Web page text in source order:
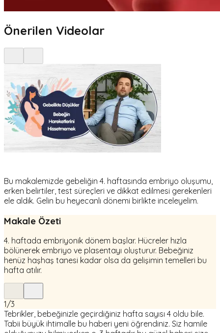
Önerilen Videolar
Bu makalemizde gebeliğin 4. haftasında embriyo oluşumu,
erken belirtiler, test süreçleri ve dikkat edilmesi gerekenleri
ele aldık. Gelin bu heyecanlı dönemi birlikte inceleyelim.
Makale Özeti
4. haftada embriyonik dönem başlar. Hücreler hızla
bölünerek embriyo ve plasentayı oluşturur. Bebeğiniz
henüz haşhaş tanesi kadar olsa da gelişimin temelleri bu
hafta atılır.
1/3
Tebrikler, bebeğinizle geçirdiğiniz hafta sayısı 4 oldu bile.
Tabii büyük ihtimalle bu haberi yeni öğrendiniz. Siz hamile